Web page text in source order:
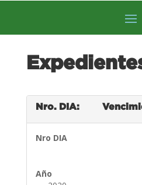
Nro. DIA:
Nro DIA
Año